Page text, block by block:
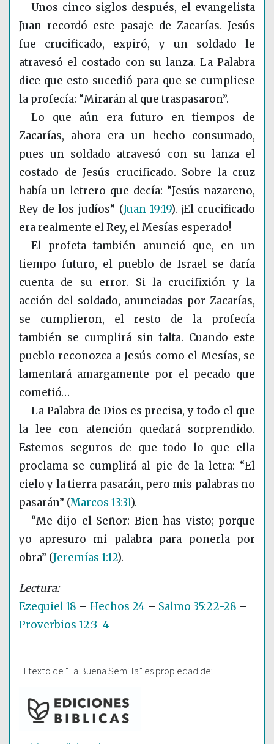
Unos cinco siglos después, el evangelista
Juan recordó este pasaje de Zacarías. Jesús
fue crucificado, expiró, y un soldado le
atravesó el costado con su lanza. La Palabra
dice que esto sucedió para que se cumpliese
la profecía: “Mirarán al que traspasaron”.
Lo que aún era futuro en tiempos de
Zacarías, ahora era un hecho consumado,
pues un soldado atravesó con su lanza el
costado de Jesús crucificado. Sobre la cruz
había un letrero que decía: “Jesús nazareno,
Rey de los judíos” (Juan 19:19). ¡El crucificado
era realmente el Rey, el Mesías esperado!
El profeta también anunció que, en un
tiempo futuro, el pueblo de Israel se daría
cuenta de su error. Si la crucifixión y la
acción del soldado, anunciadas por Zacarías,
se cumplieron, el resto de la profecía
también se cumplirá sin falta. Cuando este
pueblo reconozca a Jesús como el Mesías, se
lamentará amargamente por el pecado que
cometió…
La Palabra de Dios es precisa, y todo el que
la lee con atención quedará sorprendido.
Estemos seguros de que todo lo que ella
proclama se cumplirá al pie de la letra: “El
cielo y la tierra pasarán, pero mis palabras no
pasarán” (Marcos 13:31).
“Me dijo el Señor: Bien has visto; porque
yo apresuro mi palabra para ponerla por
obra” (Jeremías 1:12).
Ezequiel 18 – Hechos 24 – Salmo 35:22-28 –
Proverbios 12:3-4
El texto de “La Buena Semilla” es propiedad de: